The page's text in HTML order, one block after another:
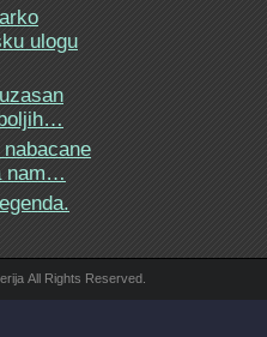
ulogu
nam…
All Rights Reserved.